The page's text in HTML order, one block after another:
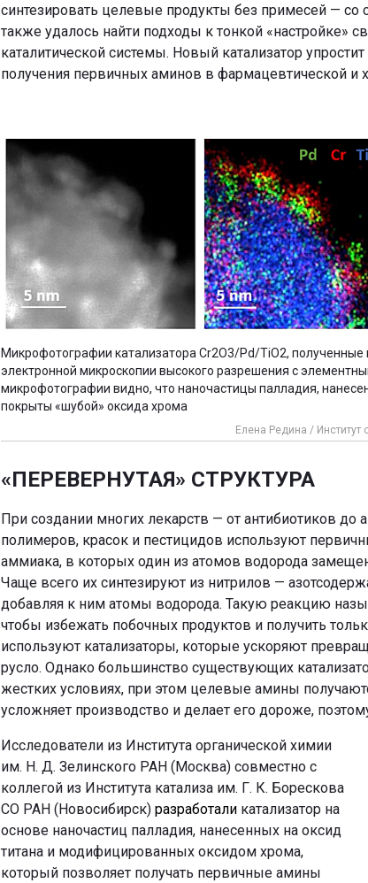
синтезировать целевые продукты без примесей — со
также удалось найти подходы к тонкой «настройке»
каталитической системы. Новый катализатор
получения первичных аминов в фармацевтической
Микрофотографии катализатора Cr2O3/Pd/TiO2,
электронной микроскопии высокого разрешения c
микрофотографии видно, что наночастицы палладия,
покрыты «шубой» оксида хрома
Елена Редина / Институт
«ПЕРЕВЕРНУТАЯ» СТРУКТУРА
При создании многих лекарств — от антибиотиков до
полимеров, красок и пестицидов используют
аммиака, в которых один из атомов водорода
Чаще всего их синтезируют из нитрилов —
добавляя к ним атомы водорода. Такую реакцию
чтобы избежать побочных продуктов и получить
используют катализаторы, которые ускоряют
русло. Однако большинство существующих
жестких условиях, при этом целевые амины
усложняет производство и делает его дороже,
Исследователи из Института органической химии
им. Н. Д. Зелинского РАН (Москва) совместно с
коллегой из Института катализа им. Г. К. Борескова
СО РАН (Новосибирск) разработаликатализатор на
основе наночастиц палладия, нанесенных на оксид
титана и модифицированных оксидом хрома,
который позволяет получать первичные амины